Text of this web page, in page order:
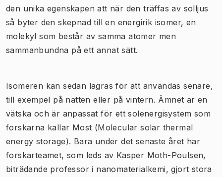
den unika egenskapen att när den träffas av solljus
så byter den skepnad till en energirik isomer, en
molekyl som består av samma atomer men
sammanbundna på ett annat sätt.
​Isomeren kan sedan lagras för att användas senare,
till exempel på natten eller på vintern. Ämnet är en
vätska och är anpassat för ett solenergisystem som
forskarna kallar Most (Molecular solar thermal
energy storage). Bara under det senaste året har
forskarteamet, som leds av Kasper Moth-Poulsen,
biträdande professor i nanomaterialkemi, gjort stora